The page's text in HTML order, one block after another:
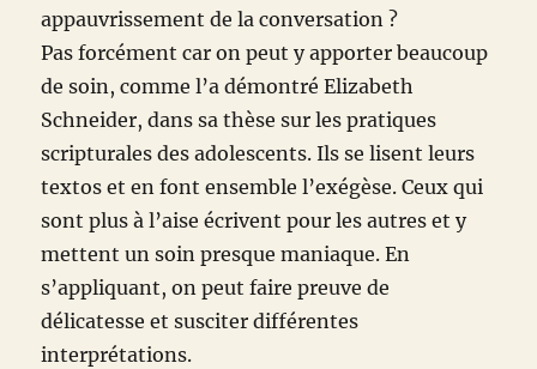
appauvrissement de la conversation ?
Pas forcément car on peut y apporter beaucoup
de soin, comme l’a démontré Elizabeth
Schneider, dans sa thèse sur les pratiques
scripturales des adolescents. Ils se lisent leurs
textos et en font ensemble l’exégèse. Ceux qui
sont plus à l’aise écrivent pour les autres et y
mettent un soin presque maniaque. En
s’appliquant, on peut faire preuve de
délicatesse et susciter différentes
interprétations.